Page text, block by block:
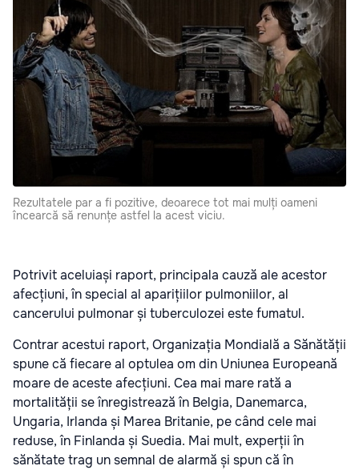
Rezultatele par a fi pozitive, deoarece tot mai mulți oameni
încearcă să renunțe astfel la acest viciu.
Potrivit aceluiași raport, principala cauză ale acestor
afecțiuni, în special al aparițiilor pulmoniilor, al
cancerului pulmonar și tuberculozei este fumatul.
Contrar acestui raport, Organizația Mondială a Sănătății
spune că fiecare al optulea om din Uniunea Europeană
moare de aceste afecțiuni. Cea mai mare rată a
mortalității se înregistrează în Belgia, Danemarca,
Ungaria, Irlanda și Marea Britanie, pe când cele mai
reduse, în Finlanda și Suedia. Mai mult, experții în
sănătate trag un semnal de alarmă și spun că în